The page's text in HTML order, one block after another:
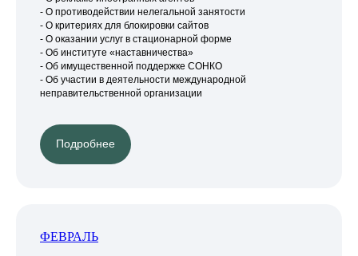
- О противодействии нелегальной занятости
- О критериях для блокировки сайтов
- О оказании услуг в стационарной форме
- Об институте «наставничества»
- Об имущественной поддержке СОНКО
- Об участии в деятельности международной
неправительственной организации
Подробнее
ФЕВРАЛЬ